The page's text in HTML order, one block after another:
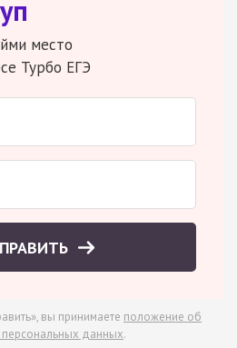
место
Турбо ЕГЭ
вы принимаете положение об
данных.